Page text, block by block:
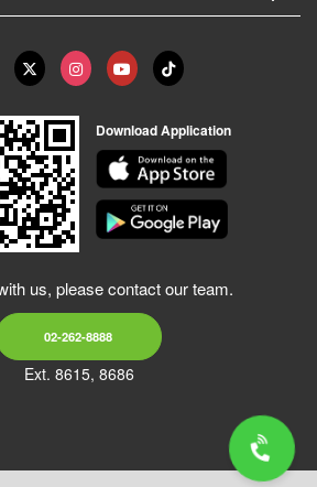
Download Application
us, please contact our team.
02-262-8888
Ext. 8615, 8686